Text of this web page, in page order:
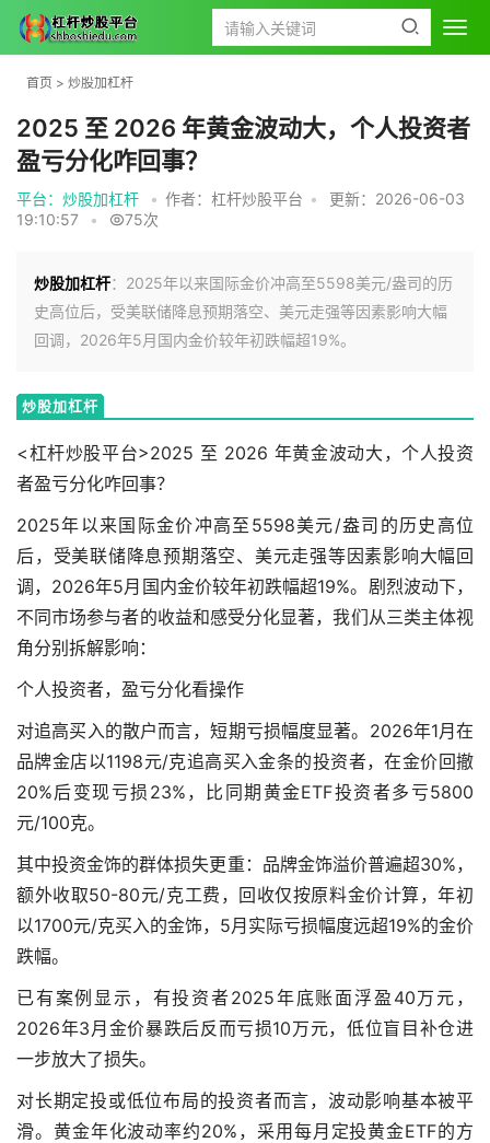
首页 > 炒股加杠杆
2025 至 2026 年黄金波动大，个人投资者
盈亏分化咋回事？
平台：炒股加杠杆 • 作者：杠杆炒股平台 •
更新：2026-06-03
19:10:57
• 75次
炒股加杠杆：2025年以来国际金价冲高至5598美元/盎司的历
史高位后，受美联储降息预期落空、美元走强等因素影响大幅
回调，2026年5月国内金价较年初跌幅超19%。
炒股加杠杆
<杠杆炒股平台>2025 至 2026 年黄金波动大，个人投资
者盈亏分化咋回事？
2025年以来国际金价冲高至5598美元/盎司的历史高位
后，受美联储降息预期落空、美元走强等因素影响大幅回
调，2026年5月国内金价较年初跌幅超19%。剧烈波动下，
不同市场参与者的收益和感受分化显著，我们从三类主体视
角分别拆解影响：
个人投资者，盈亏分化看操作
对追高买入的散户而言，短期亏损幅度显著。2026年1月在
品牌金店以1198元/克追高买入金条的投资者，在金价回撤
20%后变现亏损23%，比同期黄金ETF投资者多亏5800
元/100克。
其中投资金饰的群体损失更重：品牌金饰溢价普遍超30%，
额外收取50-80元/克工费，回收仅按原料金价计算，年初
以1700元/克买入的金饰，5月实际亏损幅度远超19%的金价
跌幅。
已有案例显示，有投资者2025年底账面浮盈40万元，
2026年3月金价暴跌后反而亏损10万元，低位盲目补仓进
一步放大了损失。
对长期定投或低位布局的投资者而言，波动影响基本被平
滑。黄金年化波动率约20%，采用每月定投黄金ETF的方